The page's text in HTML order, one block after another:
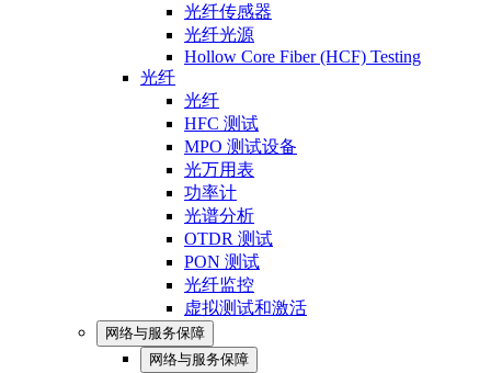
光纤传感器
光纤光源
Hollow Core Fiber (HCF) Testing
光纤
光纤
HFC 测试
MPO 测试设备
光万用表
功率计
光谱分析
OTDR 测试
PON 测试
光纤监控
虚拟测试和激活
网络与服务保障
网络与服务保障